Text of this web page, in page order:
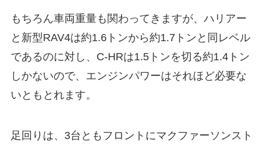
もちろん車両重量も関わってきますが、ハリアー
と新型RAV4は約1.6トンから約1.7トンと同レベル
であるのに対し、C-HRは1.5トンを切る約1.4トン
しかないので、エンジンパワーはそれほど必要な
いともとれます。
足回りは、3台ともフロントにマクファーソンスト